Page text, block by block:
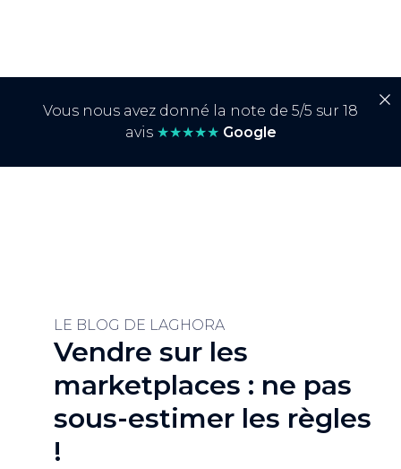
Vous nous avez donné la note de 5/5 sur 18
avis ★★★★★ Google
LE BLOG DE LAGHORA
Vendre sur les
marketplaces : ne pas
sous-estimer les règles
!